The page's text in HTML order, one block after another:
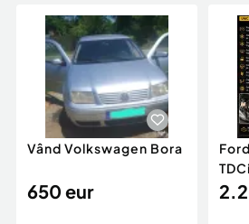
Servicii
Animale de companie
Afaceri și echipamente
Inchiriere Bunuri si Vehicule
Utilaje agricole si industriale
Piese auto si accesorii
Dacia Duster
Vând Volkswagen Bora
650 eur